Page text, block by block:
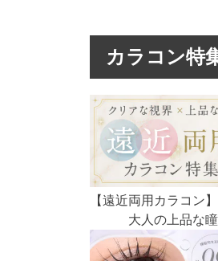
カラコン特
【遠近両用カラコン
大人の上品な